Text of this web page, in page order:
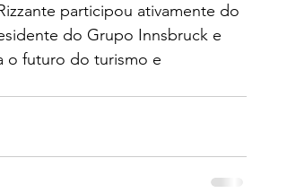
participou ativamente do
do Grupo Innsbruck e
o futuro do turismo e